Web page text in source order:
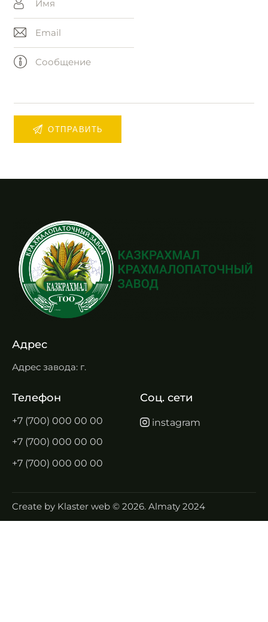
Адрес
Адрес завода: г.
Телефон
+7 (700) 000 00 00
+7 (700) 000 00 00
+7 (700) 000 00 00
Соц. сети
instagram
Create by Klaster web © 2026. Almaty 2024